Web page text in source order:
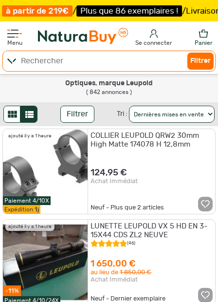
Plus que 86 exemplaires ! / Livraison offerte et
Menu Se connecter Panier
Filtrer
Optiques, marque Leupold
( 842 annonces )
Filtrer Tri :
ajouté il y a 1 heure
Paiement 4/10X
Expédition 1j
COLLIER LEUPOLD QRW2 30mm
High Matte 174078 H 12,8mm
124,95 €
Achat Immédiat
Neuf - Plus que2 articles
ajouté il y a 1 heure
-11%
Paiement 4/10/24X
LUNETTE LEUPOLD VX 5 HD EN 3-
15X44 CDS ZL2 NEUVE
(46)
1 650,00 €
au lieu de1 850,00 €
Achat Immédiat
Neuf - Dernier exemplaire